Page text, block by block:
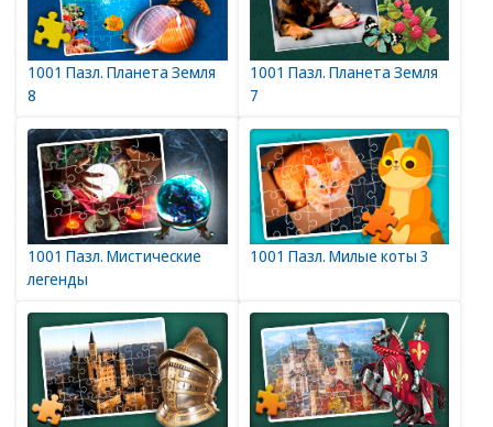
1001 Пазл. Планета Земля
8
1001 Пазл. Планета Земля
7
1001 Пазл. Мистические
легенды
1001 Пазл. Милые коты 3